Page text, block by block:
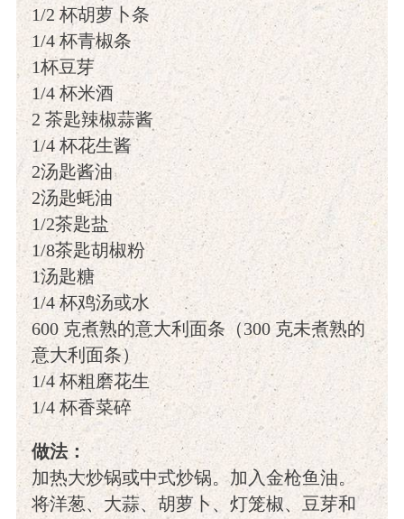
1/2 杯胡萝卜条
1/4 杯青椒条
1杯豆芽
1/4 杯米酒
2 茶匙辣椒蒜酱
1/4 杯花生酱
2汤匙酱油
2汤匙蚝油
1/2茶匙盐
1/8茶匙胡椒粉
1汤匙糖
1/4 杯鸡汤或水
600 克煮熟的意大利面条（300 克未煮熟的
意大利面条）
1/4 杯粗磨花生
1/4 杯香菜碎
做法：
加热大炒锅或中式炒锅。加入金枪鱼油。
将洋葱、大蒜、胡萝卜、灯笼椒、豆芽和